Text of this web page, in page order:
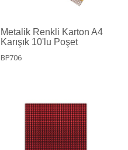
Metalik Renkli Karton A4
Karışık 10'lu Poşet
BP706